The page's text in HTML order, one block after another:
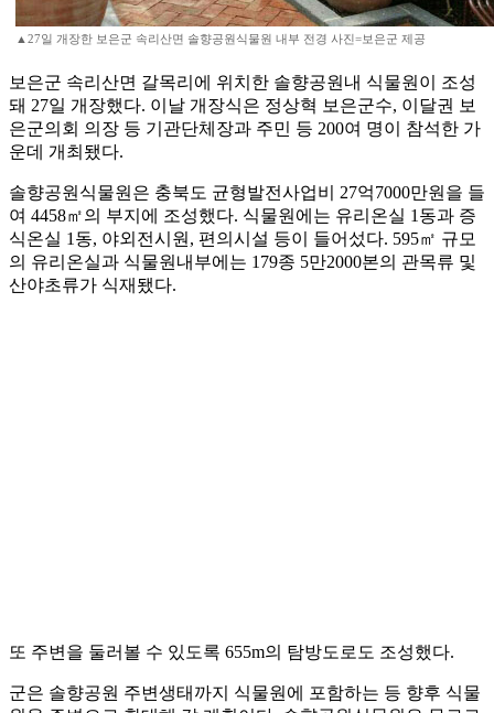
▲27일 개장한 보은군 속리산면 솔향공원식물원 내부 전경 사진=보은군 제공
보은군 속리산면 갈목리에 위치한 솔향공원내 식물원이 조성
돼 27일 개장했다. 이날 개장식은 정상혁 보은군수, 이달권 보
은군의회 의장 등 기관단체장과 주민 등 200여 명이 참석한 가
운데 개최됐다.
솔향공원식물원은 충북도 균형발전사업비 27억7000만원을 들
여 4458㎡의 부지에 조성했다. 식물원에는 유리온실 1동과 증
식온실 1동, 야외전시원, 편의시설 등이 들어섰다. 595㎡ 규모
의 유리온실과 식물원내부에는 179종 5만2000본의 관목류 및
산야초류가 식재됐다.
또 주변을 둘러볼 수 있도록 655m의 탐방도로도 조성했다.
군은 솔향공원 주변생태까지 식물원에 포함하는 등 향후 식물